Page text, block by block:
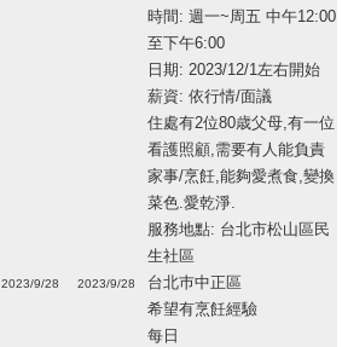
時間: 週一~周五 中午12:00
至下午6:00
日期: 2023/12/1左右開始
薪資: 依行情/面議
住處有2位80歳父母,有一位
看護照顧,需要有人能負責
家事/烹飪,能夠愛煮食,變換
菜色.愛乾淨.
服務地點: 台北市松山區民
生社區
2023/9/28 2023/9/28
台北巿中正區
希望有烹飪經驗
每日